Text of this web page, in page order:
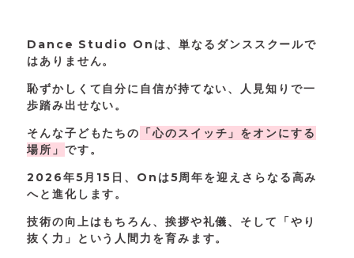
Dance Studio Onは、単なるダンススクールで
はありません。
恥ずかしくて自分に自信が持てない、人見知りで一
歩踏み出せない。
そんな子どもたちの 「心のスイッチ」をオンにする
場所」 です。
2026年5月15日、Onは5周年を迎えさらなる高み
へと進化します。
技術の向上はもちろん、挨拶や礼儀、そして「やり
抜く力」という人間力を育みます。